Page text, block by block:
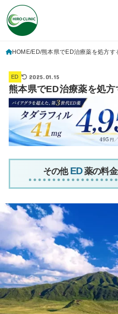
HOME ED 熊本県でED治療薬を処方す
ED 2025.01.15
熊本県でED治療薬を処
その他 薬の料